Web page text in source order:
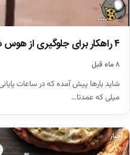
۴ راهکار برای جلوگیری از هوس شبانه شیرینی
۸ ماه قبل
شاید بارها پیش آمده که در ساعات
میلی که عمدتا…
اخبار